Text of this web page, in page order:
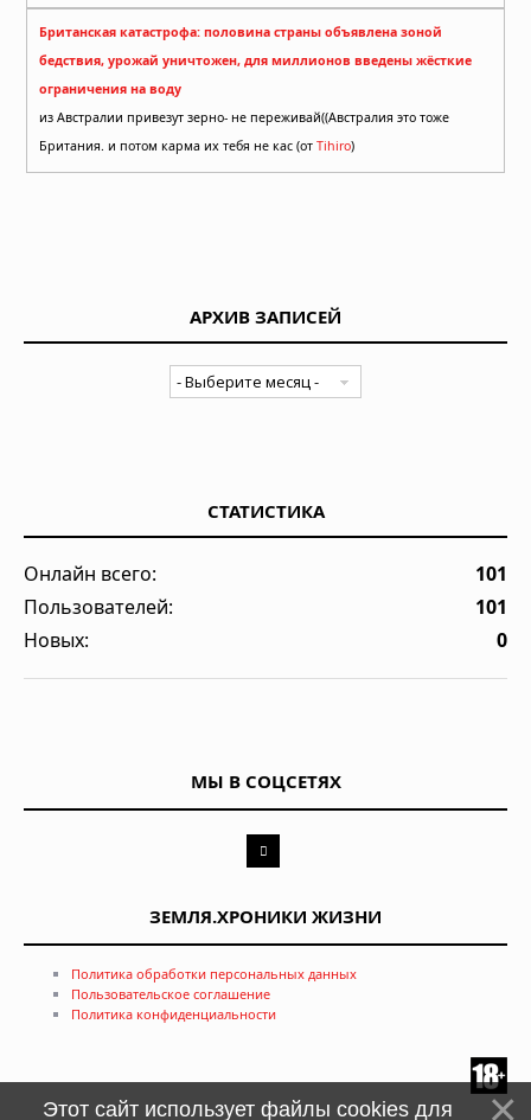
Британская катастрофа: половина страны объявлена зоной
бедствия, урожай уничтожен, для миллионов введены жёсткие
ограничения на воду
из Австралии привезут зерно- не переживай((Австралия это тоже
Британия. и потом карма их тебя не кас (от Tihiro)
АРХИВ ЗАПИСЕЙ
СТАТИСТИКА
Онлайн всего:
101
Пользователей:
101
Новых:
0
МЫ В СОЦСЕТЯХ
ЗЕМЛЯ.ХРОНИКИ ЖИЗНИ
Политика обработки персональных данных
Пользовательское соглашение
Политика конфиденциальности
Этот сайт использует файлы cookies для